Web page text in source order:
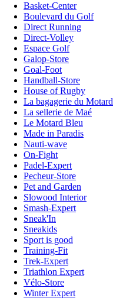
Basket-Center
Boulevard du Golf
Direct Running
Direct-Volley
Espace Golf
Galop-Store
Goal-Foot
Handball-Store
House of Rugby
La bagagerie du Motard
La sellerie de Maé
Le Motard Bleu
Made in Paradis
Nauti-wave
On-Fight
Padel-Expert
Pecheur-Store
Pet and Garden
Slowood Interior
Smash-Expert
Sneak'In
Sneakids
Sport is good
Training-Fit
Trek-Expert
Triathlon Expert
Vélo-Store
Winter Expert